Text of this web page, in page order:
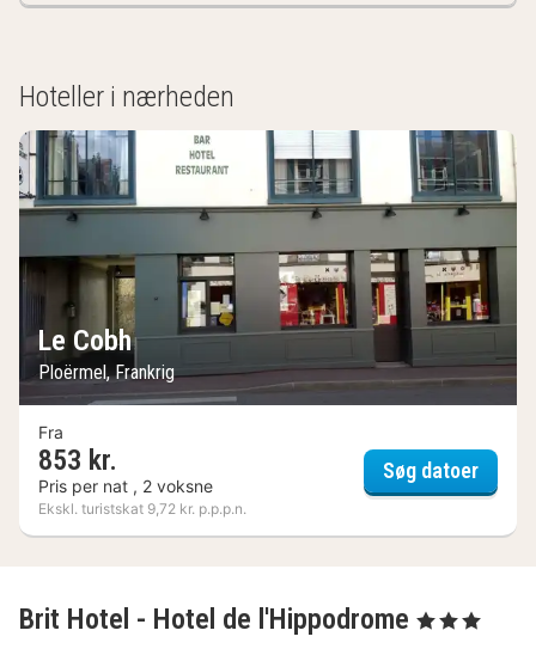
Hoteller i nærheden
Le Cobh
Ploërmel, Frankrig
Fra
853 kr.
Pris per nat , 2 voksne
Ekskl. turistskat 9,72 kr. p.p.p.n.
Søg datoerLe
Brit Hotel - Hotel de l'Hippodrome , 3 Stjerner